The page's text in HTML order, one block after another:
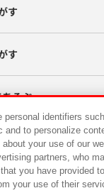
す
す
そぶ
ンペーン
personal identifiers
and to personalize
your use of our
partners, who
you have provided
your use of their